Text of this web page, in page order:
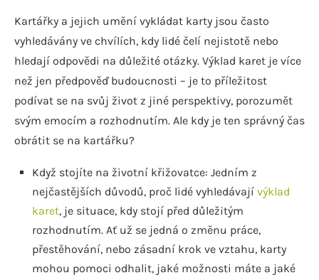
Kartářky a jejich umění vykládat karty jsou často
vyhledávány ve chvílích, kdy lidé čelí nejistotě nebo
hledají odpovědi na důležité otázky. Výklad karet je více
než jen předpověď budoucnosti – je to příležitost
podívat se na svůj život z jiné perspektivy, porozumět
svým emocím a rozhodnutím. Ale kdy je ten správný čas
obrátit se na kartářku?
Když stojíte na životní křižovatce: Jedním z
nejčastějších důvodů, proč lidé vyhledávají výklad
karet, je situace, kdy stojí před důležitým
rozhodnutím. Ať už se jedná o změnu práce,
přestěhování, nebo zásadní krok ve vztahu, karty
mohou pomoci odhalit, jaké možnosti máte a jaké